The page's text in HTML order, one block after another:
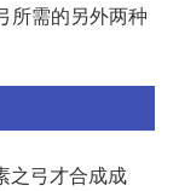
所需的另外两种
之弓才合成成